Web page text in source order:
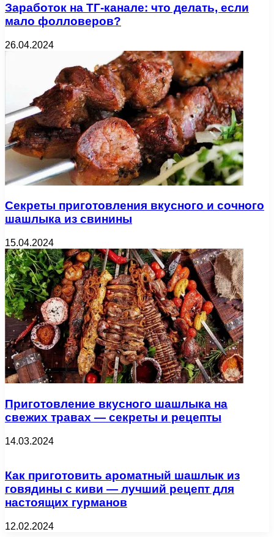
Заработок на ТГ-канале: что делать, если
мало фолловеров?
26.04.2024
Секреты приготовления вкусного и сочного
шашлыка из свинины
15.04.2024
Приготовление вкусного шашлыка на
свежих травах — секреты и рецепты
14.03.2024
Как приготовить ароматный шашлык из
говядины с киви — лучший рецепт для
настоящих гурманов
12.02.2024